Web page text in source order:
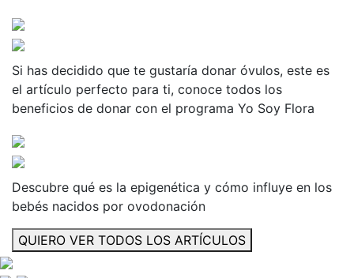
Si has decidido que te gustaría donar óvulos, este es
el artículo perfecto para ti, conoce todos los
beneficios de donar con el programa Yo Soy Flora
Descubre qué es la epigenética y cómo influye en los
bebés nacidos por ovodonación
QUIERO VER TODOS LOS ARTÍCULOS